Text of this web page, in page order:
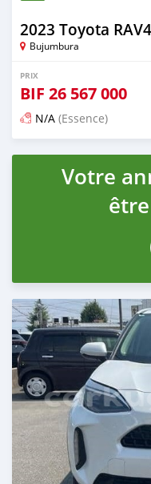
2023 Toyota RAV4
Bujumbura
PRIX
BIF 26 567 000
N/A (Essence)
Publié il y a 5 mois
Votre